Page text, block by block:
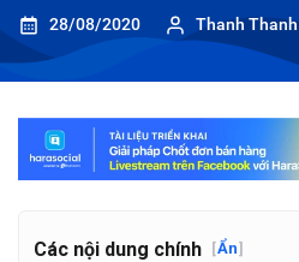
28/08/2020 Thanh Thanh
Các nội dung chính [Ẩn]